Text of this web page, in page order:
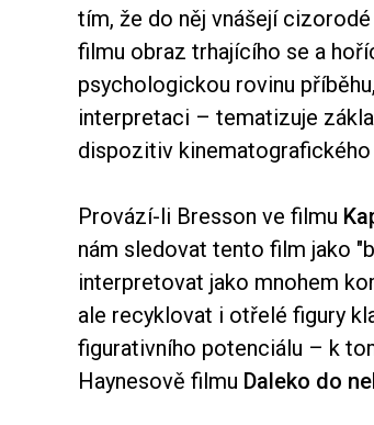
tím, že do něj vnášejí
filmu obraz trhajícího se a
psychologickou rovinu
interpretaci – tematizuje
dispozitiv
Provází-li Bresson ve filmu
nám sledovat tento film jako
interpretovat jako mnohem
ale recyklovat i otřelé figury
figurativního potenciálu – k
Haynesově filmu Daleko do